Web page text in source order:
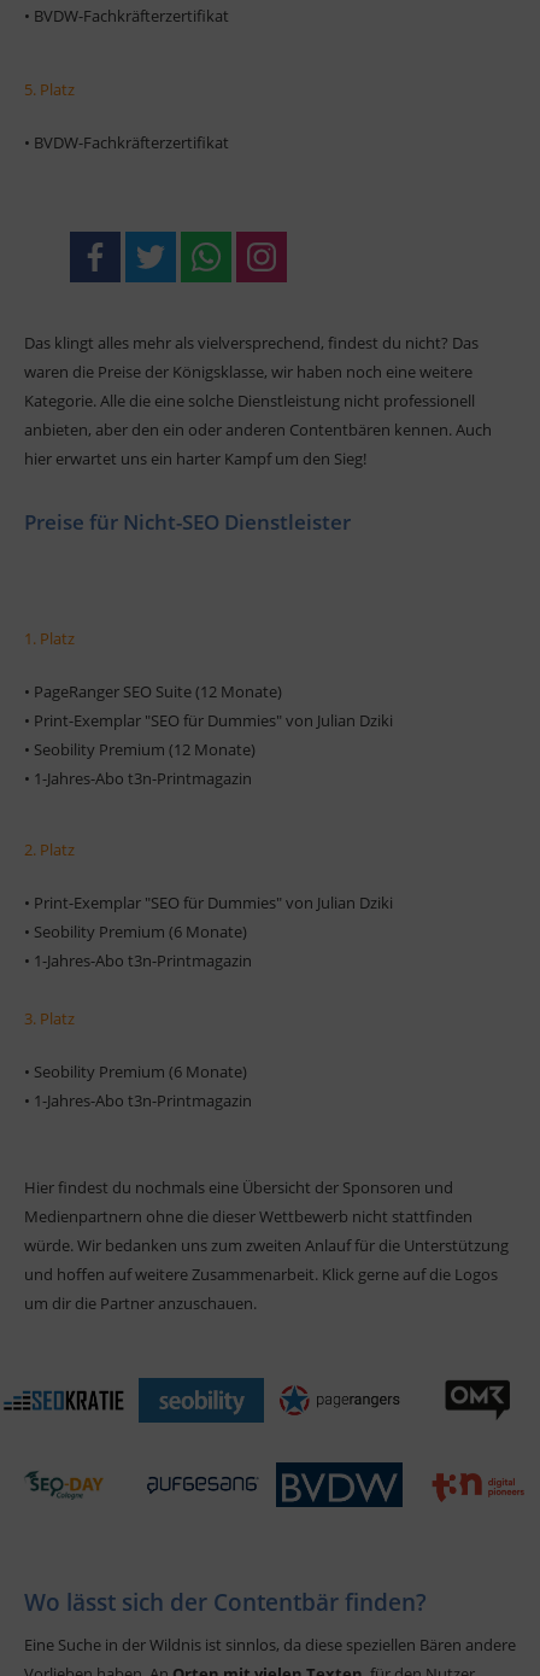
Wo lässt sich der Contentbär finden?
Eine Suche in der Wildnis ist sinnlos, da diese speziellen Bären andere
• BVDW-Fachkräfterzertifikat
5. Platz
• BVDW-Fachkräfterzertifikat
1. Platz
• PageRanger SEO Suite (12 Monate)
• Print-Exemplar "SEO für Dummies" von Julian Dziki
• Seobility Premium (12 Monate)
• 1-Jahres-Abo t3n-Printmagazin
2. Platz
• Print-Exemplar "SEO für Dummies" von Julian Dziki
• Seobility Premium (6 Monate)
• 1-Jahres-Abo t3n-Printmagazin
3. Platz
• Seobility Premium (6 Monate)
• 1-Jahres-Abo t3n-Printmagazin
Das klingt alles mehr als vielversprechend, findest du nicht? Das
waren die Preise der Königsklasse, wir haben noch eine weitere
Kategorie. Alle die eine solche Dienstleistung nicht professionell
anbieten, aber den ein oder anderen Contentbären kennen. Auch
hier erwartet uns ein harter Kampf um den Sieg!
Preise für Nicht-SEO Dienstleister
Hier findest du nochmals eine Übersicht der Sponsoren und
Medienpartnern ohne die dieser Wettbewerb nicht stattfinden
würde. Wir bedanken uns zum zweiten Anlauf für die Unterstützung
und hoffen auf weitere Zusammenarbeit. Klick gerne auf die Logos
um dir die Partner anzuschauen.